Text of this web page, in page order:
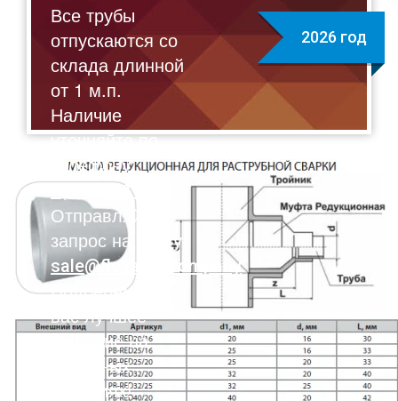
Все трубы
отпускаются со
склада длинной
от 1 м.п.
Наличие
уточняйте по
телефону:
8(495)211-17-01
Отправляйте
запрос на почту:
sale@flexalen.company
Подберем для
вас лучшее
решение на
выгодных
условиях!
2026 год